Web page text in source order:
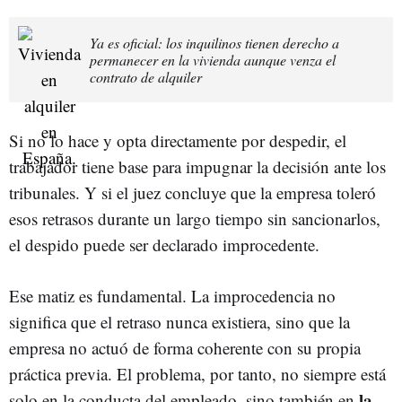
Ya es oficial: los inquilinos tienen derecho a
permanecer en la vivienda aunque venza el
contrato de alquiler
Si no lo hace y opta directamente por despedir, el
trabajador tiene base para impugnar la decisión ante los
tribunales. Y si el juez concluye que la empresa toleró
esos retrasos durante un largo tiempo sin sancionarlos,
el despido puede ser declarado improcedente.
Ese matiz es fundamental. La improcedencia no
significa que el retraso nunca existiera, sino que la
empresa no actuó de forma coherente con su propia
práctica previa. El problema, por tanto, no siempre está